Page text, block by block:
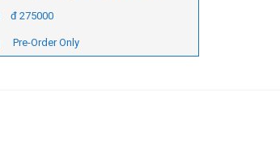
đ275000
Pre-Order Only